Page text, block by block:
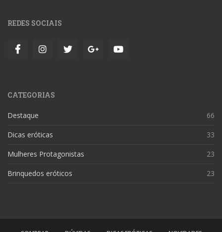
REDES SOCIAIS
CATEGORIAS
Destaque 66
Dicas eróticas 33
Mulheres Protagonistas 23
Brinquedos eróticos 23